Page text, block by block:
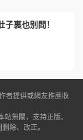
裏也别問！
者提供或網友推薦收
無關，支持正版。
除、改正。